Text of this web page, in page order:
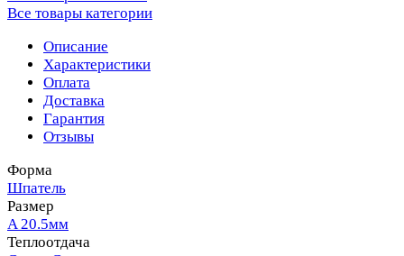
Все товары категории
Описание
Характеристики
Оплата
Доставка
Гарантия
Отзывы
Форма
Шпатель
Размер
A 20.5мм
Теплоотдача